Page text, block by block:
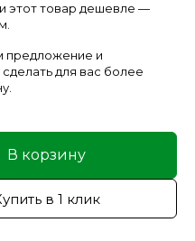
этот товар дешевле —
и
для вас более
В корзину
в 1 клик